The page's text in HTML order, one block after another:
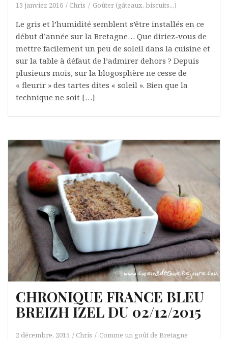
13 janvier, 2016 Chris Goûter (gâteaux, biscuits...)
Le gris et l’humidité semblent s’être installés en ce
début d’année sur la Bretagne… Que diriez-vous de
mettre facilement un peu de soleil dans la cuisine et
sur la table à défaut de l’admirer dehors ? Depuis
plusieurs mois, sur la blogosphère ne cesse de
« fleurir » des tartes dites « soleil ». Bien que la
technique ne soit […]
CHRONIQUE FRANCE BLEU
BREIZH IZEL DU 02/12/2015
2 décembre, 2015 Chris Comme un goût de Bretagne